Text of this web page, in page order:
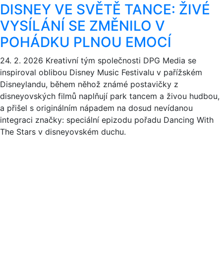
DISNEY VE SVĚTĚ TANCE: ŽIVÉ
VYSÍLÁNÍ SE ZMĚNILO V
POHÁDKU PLNOU EMOCÍ
24. 2. 2026 Kreativní tým společnosti DPG Media se
inspiroval oblibou Disney Music Festivalu v pařížském
Disneylandu, během něhož známé postavičky z
disneyovských filmů naplňují park tancem a živou hudbou,
a přišel s originálním nápadem na dosud nevídanou
integraci značky: speciální epizodu pořadu Dancing With
The Stars v disneyovském duchu.